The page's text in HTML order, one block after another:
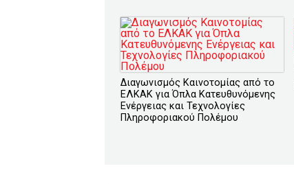
Διαγωνισμός Καινοτομίας από το
ΕΛΚΑΚ για Όπλα Κατευθυνόμενης
Ενέργειας και Τεχνολογίες
Πληροφοριακού Πολέμου